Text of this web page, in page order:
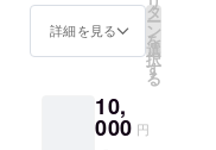
光、高
温多湿
限：製
造日よ
り3ヶ月
にかく
応援
と同じ
内容に
なりま
る商品
券 有
効期限
2025年
2026年
8月まで
詳細を見る
タ
ー
ン
を
選
択
す
る
10,
000 円